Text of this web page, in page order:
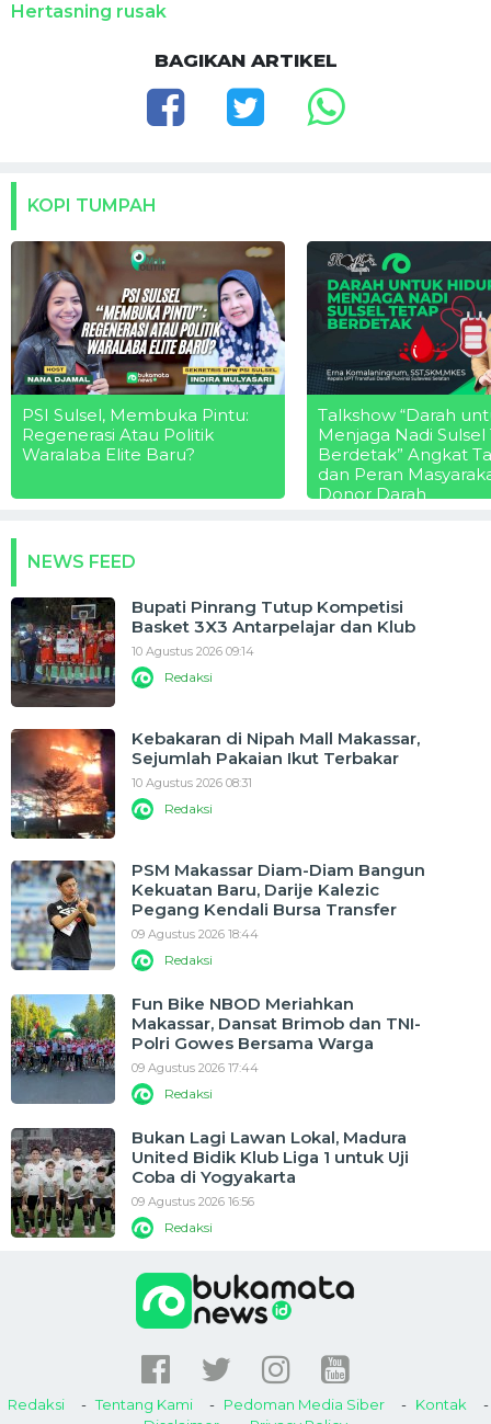
Hertasning rusak
BAGIKAN ARTIKEL
KOPI TUMPAH
PSI Sulsel, Membuka Pintu:
Regenerasi Atau Politik
Waralaba Elite Baru?
Talkshow “Darah
Menjaga Nadi Sulsel
Berdetak” Angkat
dan Peran
Donor Darah
NEWS FEED
Bupati Pinrang Tutup Kompetisi
Basket 3X3 Antarpelajar dan Klub
10 Agustus 2026 09:14
Redaksi
Kebakaran di Nipah Mall Makassar,
Sejumlah Pakaian Ikut Terbakar
10 Agustus 2026 08:31
Redaksi
PSM Makassar Diam-Diam Bangun
Kekuatan Baru, Darije Kalezic
Pegang Kendali Bursa Transfer
09 Agustus 2026 18:44
Redaksi
Fun Bike NBOD Meriahkan
Makassar, Dansat Brimob dan TNI-
Polri Gowes Bersama Warga
09 Agustus 2026 17:44
Redaksi
Bukan Lagi Lawan Lokal, Madura
United Bidik Klub Liga 1 untuk Uji
Coba di Yogyakarta
09 Agustus 2026 16:56
Redaksi
Redaksi Tentang Kami Pedoman Media Siber
Kontak